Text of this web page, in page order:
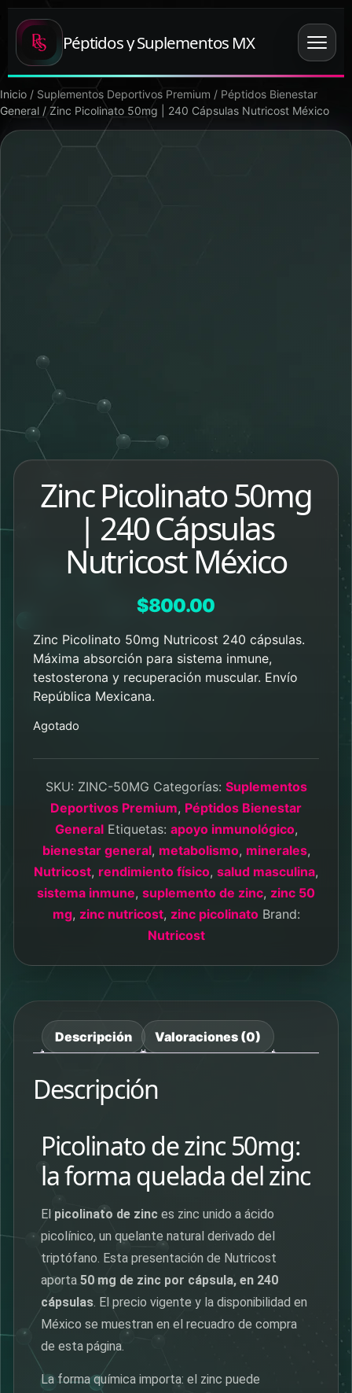
Péptidos y Suplementos MX
Inicio / Suplementos Deportivos Premium / Péptidos Bienestar
General / Zinc Picolinato 50mg | 240 Cápsulas Nutricost México
Zinc Picolinato 50mg
| 240 Cápsulas
Nutricost México
$800.00
Zinc Picolinato 50mg Nutricost 240 cápsulas.
Máxima absorción para sistema inmune,
testosterona y recuperación muscular. Envío
República Mexicana.
Agotado
SKU: ZINC-50MG Categorías: Suplementos
Deportivos Premium, Péptidos Bienestar
General Etiquetas: apoyo inmunológico,
bienestar general, metabolismo, minerales,
Nutricost, rendimiento físico, salud masculina,
sistema inmune, suplemento de zinc, zinc 50
mg, zinc nutricost, zinc picolinato Brand:
Nutricost
Descripción Valoraciones (0)
Descripción
Picolinato de zinc 50mg:
la forma quelada del zinc
El picolinato de zinc es zinc unido a ácido
picolínico, un quelante natural derivado del
triptófano. Esta presentación de Nutricost
aporta 50 mg de zinc por cápsula, en 240
cápsulas . El precio vigente y la disponibilidad en
México se muestran en el recuadro de compra
de esta página.
La forma química importa: el zinc puede